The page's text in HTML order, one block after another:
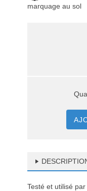
marquage au sol
Testé et utilisé